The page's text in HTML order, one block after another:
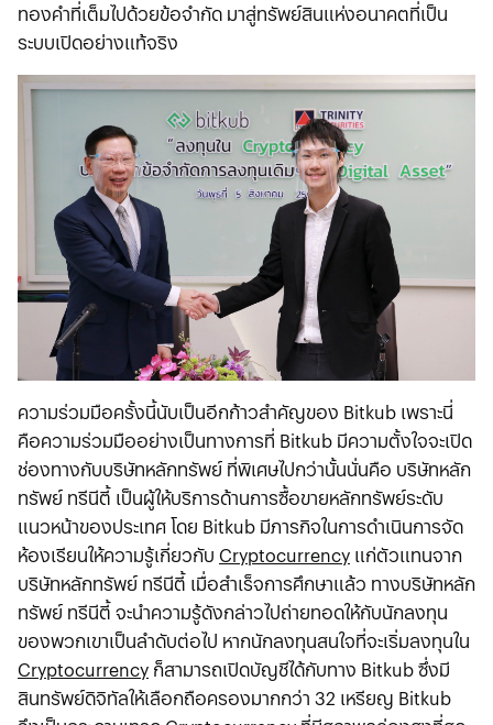
ทองคำที่เต็มไปด้วยข้อจำกัด มาสู่ทรัพย์สินแห่งอนาคตที่เป็น
ระบบเปิดอย่างแท้จริง
ความร่วมมือครั้งนี้นับเป็นอีกก้าวสำคัญของ Bitkub เพราะนี่
คือความร่วมมืออย่างเป็นทางการที่ Bitkub มีความตั้งใจจะเปิด
ช่องทางกับบริษัทหลักทรัพย์ ที่พิเศษไปกว่านั้นนั่นคือ บริษัทหลัก
ทรัพย์ ทรีนีตี้ เป็นผู้ให้บริการด้านการซื้อขายหลักทรัพย์ระดับ
แนวหน้าของประเทศ โดย Bitkub มีภารกิจในการดำเนินการจัด
ห้องเรียนให้ความรู้เกี่ยวกับ Cryptocurrency แก่ตัวแทนจาก
บริษัทหลักทรัพย์ ทรีนีตี้ เมื่อสำเร็จการศึกษาแล้ว ทางบริษัทหลัก
ทรัพย์ ทรีนีตี้ จะนำความรู้ดังกล่าวไปถ่ายทอดให้กับนักลงทุน
ของพวกเขาเป็นลำดับต่อไป หากนักลงทุนสนใจที่จะเริ่มลงทุนใน
Cryptocurrency ก็สามารถเปิดบัญชีได้กับทาง Bitkub ซึ่งมี
สินทรัพย์ดิจิทัลให้เลือกถือครองมากกว่า 32 เหรียญ Bitkub